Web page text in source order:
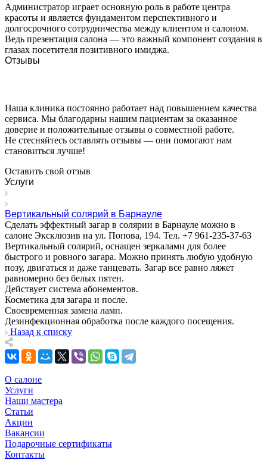
Администратор играет основную роль в работе центра
красоты и является фундаментом перспективного и
долгосрочного сотрудничества между клиентом и салоном.
Ведь презентация салона — это важный компонент создания в
глазах посетителя позитивного имиджа.
Отзывы
Наша клиника постоянно работает над повышением качества
сервиса. Мы благодарны нашим пациентам за оказанное
доверие и положительные отзывы о совместной работе.
Не стесняйтесь оставлять отзывы — они помогают нам
становиться лучше!
Оставить свой отзыв
Услуги
Вертикальный солярий в Барнауле
Сделать эффектный загар в солярии в Барнауле можно в
салоне Эксклюзив на ул. Попова, 194. Тел. +7 961-235-37-63
Вертикальный солярий, оснащен зеркалами для более
быстрого и ровного загара. Можно принять любую удобную
позу, двигаться и даже танцевать. Загар все равно ляжет
равномерно без белых пятен.
Действует система абонементов.
Косметика для загара и после.
Своевременная замена ламп.
Дезинфекционная обработка после каждого посещения.
Назад к списку
О салоне
Услуги
Наши мастера
Статьи
Акции
Вакансии
Подарочные сертификаты
Контакты